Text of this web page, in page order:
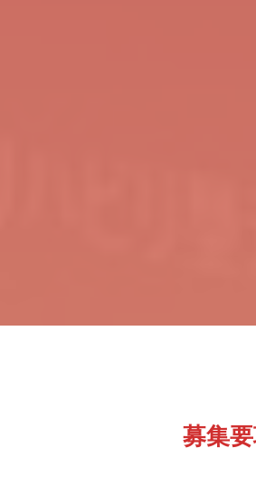
募集